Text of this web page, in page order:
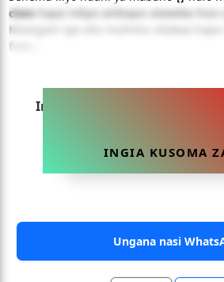
classhapa ndipo ambapo utaweka hizo
Miongoni vya vitu muhimu vitakaa hapo
func...
Ingia sasa ili uweze kusoma
INGIA KUSOMA
Ungana nasi